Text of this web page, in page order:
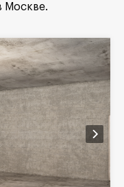
Москве.